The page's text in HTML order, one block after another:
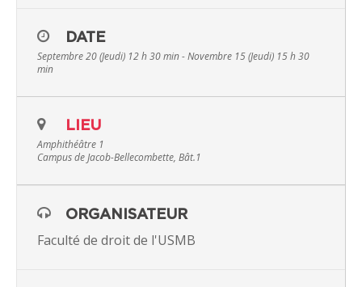
DATE
Septembre 20 (Jeudi) 12 h 30 min - Novembre 15 (Jeudi) 15 h 30
min
LIEU
Amphithéâtre 1
Campus de Jacob-Bellecombette, Bât.1
ORGANISATEUR
Faculté de droit de l'USMB